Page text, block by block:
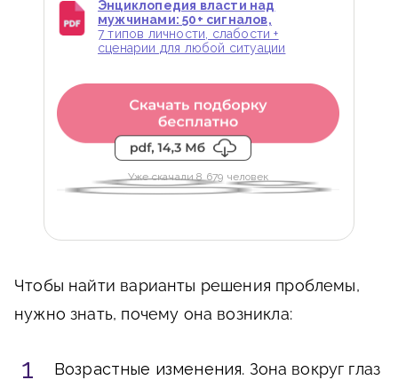
Уже скачали 8 679 человек
Энциклопедия власти над
мужчинами: 50+ сигналов,
7 типов личности, слабости +
сценарии для любой ситуации
Чтобы найти варианты решения проблемы,
нужно знать, почему она возникла:
Возрастные изменения. Зона вокруг глаз